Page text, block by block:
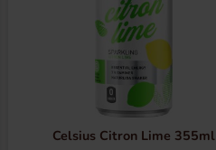
Celsius Citron Lime 355ml